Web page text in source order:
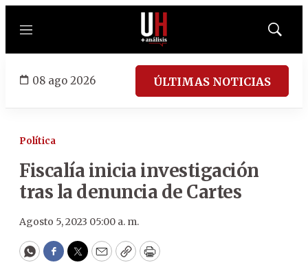
Menú
Mostrar
08 ago 2026 ÚLTIMAS NOTICIAS
Política
Fiscalía inicia investigación
tras la denuncia de Cartes
Agosto 5, 2023 05:00 a. m.
WhatsApp
Facebook
Twitter
EmailCopyPrint